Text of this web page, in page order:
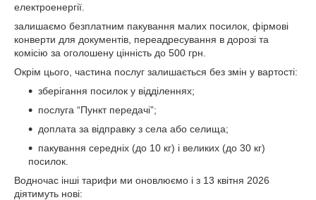
електроенергії.
залишаємо безплатним пакування малих посилок, фірмові
конверти для документів, переадресування в дорозі та
комісію за оголошену цінність до 500 грн.
Окрім цього, частина послуг залишається без змін у вартості:
зберігання посилок у відділеннях;
послуга “Пункт передачі”;
доплата за відправку з села або селища;
пакування середніх (до 10 кг) і великих (до 30 кг)
посилок.
Водночас інші тарифи ми оновлюємо і з 13 квітня 2026
діятимуть нові: